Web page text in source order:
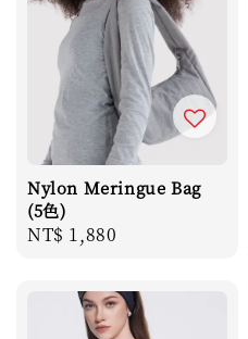
Nylon Meringue Bag
(5色)
Regular
NT$ 1,880